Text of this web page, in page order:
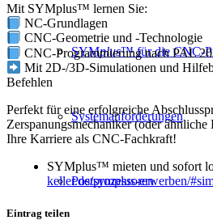
SYMplus™ für die CNC-
Systemanforderungen
Postprozessoren
Mit SYMplus™ lernen Sie:
NC-Grundlagen
CNC-Geometrie und -Technologie
CNC-Programmierung nach PAL
Mit 2D-/3D-Simulationen und
Befehlen
Perfekt für eine erfolgreiche
Zerspanungsmechaniker (oder
Ihre Karriere als CNC-Fachkraft!
SYMplus™ mieten und sofort
keller.de/symplus-erwerben/
Eintrag teilen